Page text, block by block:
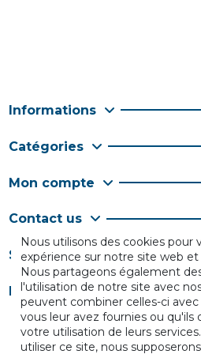
Informations
Catégories
Mon compte
Contact us
Suivez-nous
Newsletter
Nous utilisons des cookies pour
expérience sur notre site web
Nous partageons également
l'utilisation de notre site avec
peuvent combiner celles-ci
vous leur avez fournies ou qu'ils
votre utilisation de leurs
utiliser ce site, nous